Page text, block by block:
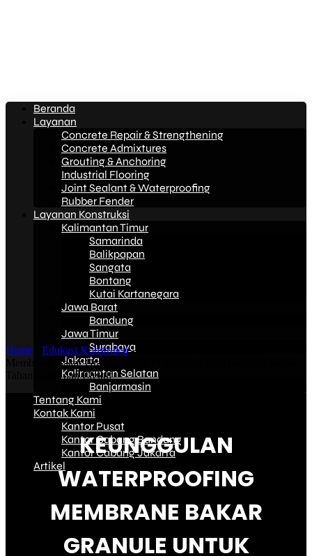
Beranda
Layanan
Concrete Repair & Strengthening
Concrete Admixtures
Grouting & Anchoring
Industrial Flooring
Joint Sealant & Waterproofing
Rubber Fender
Layanan Konstruksi
Kalimantan Timur
Samarinda
Balikpapan
Sangata
Bontang
Kutai Kartanegara
Jawa Barat
Bandung
Jawa Timur
Surabaya
Jakarta
Kalimantan Selatan
Banjarmasin
Tentang Kami
Kontak Kami
Kantor Pusat
Kantor Cabang Bandung
Kantor Cabang Jakarta
Artikel
Home Edukasi Konstruksi-
Membrane Bakar Granule untuk Melindungi Atap Gedung: Solusi
Tahan Lama dan Efektif
KEUNGGULAN
WATERPROOFING
MEMBRANE BAKAR
GRANULE UNTUK